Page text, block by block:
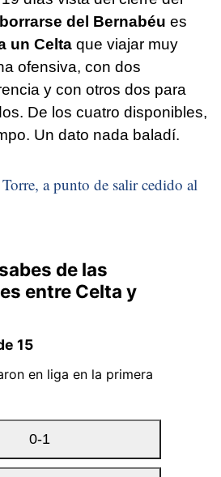
borrarse del Bernabéu es
un Celta que viajar muy
ofensiva, con dos
y con otros dos para
De los cuatro disponibles,
Un dato nada baladí.
a punto de salir cedido al